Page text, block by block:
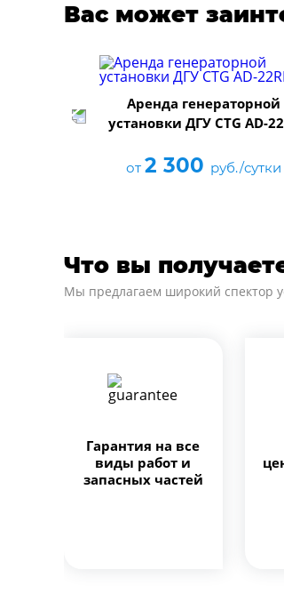
Вас может
Аренда генераторной
установки ДГУ CTG AD-
от 2 300 руб./сутки
Что вы
Мы предлагаем широкий спектор
Гарантия на все
виды работ и
запасных частей